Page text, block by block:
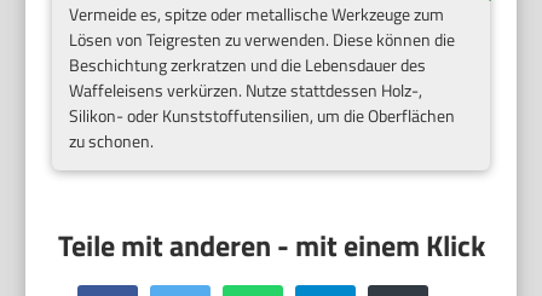
Vermeide es, spitze oder metallische Werkzeuge zum
Lösen von Teigresten zu verwenden. Diese können die
Beschichtung zerkratzen und die Lebensdauer des
Waffeleisens verkürzen. Nutze stattdessen Holz-,
Silikon- oder Kunststoffutensilien, um die Oberflächen
zu schonen.